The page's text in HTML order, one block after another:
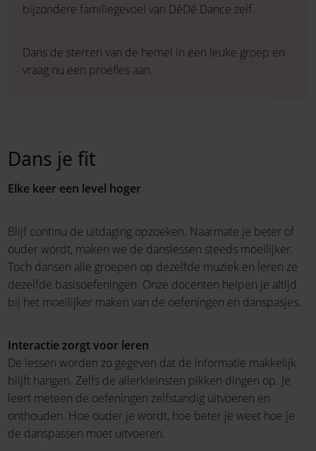
bijzondere familiegevoel van DéDé Dance zelf.
Dans de sterren van de hemel in een leuke groep en
vraag nu een proefles aan.
Dans je fit
Elke keer een level hoger
Blijf continu de uitdaging opzoeken. Naarmate je beter of
ouder wordt, maken we de danslessen steeds moeilijker.
Toch dansen alle groepen op dezelfde muziek en leren ze
dezelfde basisoefeningen. Onze docenten helpen je altijd
bij het moeilijker maken van de oefeningen en danspasjes.
Interactie zorgt voor leren
De lessen worden zo gegeven dat de informatie makkelijk
blijft hangen. Zelfs de allerkleinsten pikken dingen op. Je
leert meteen de oefeningen zelfstandig uitvoeren en
onthouden. Hoe ouder je wordt, hoe beter je weet hoe je
de danspassen moet uitvoeren.